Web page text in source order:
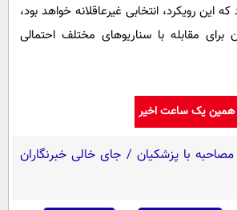
این رویکرد، انتخابی غیرعاقلانه خواهد بود،
برای مقابله با سناریوهای مختلف احتمالی
همین یک ساعت اخیر
مصاحبه با پزشکیان / جای خالی خبرنگاران